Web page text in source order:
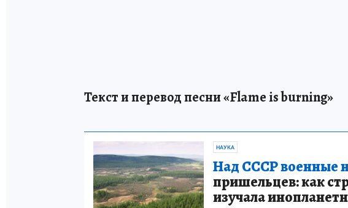
Текст и перевод песни «Flame is burning»
НАУКА
Над СССР военные
пришельцев: как
изучала